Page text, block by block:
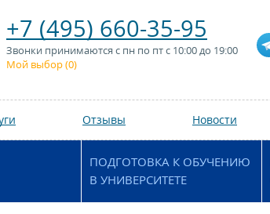
+7 (495) 660-35-95
Звонки принимаются с пн по пт с 10:00 до 19:00
Мой выбор (0)
Отзывы Новости
ПОДГОТОВКА К ОБУЧЕНИЮ
В УНИВЕРСИТЕТЕ